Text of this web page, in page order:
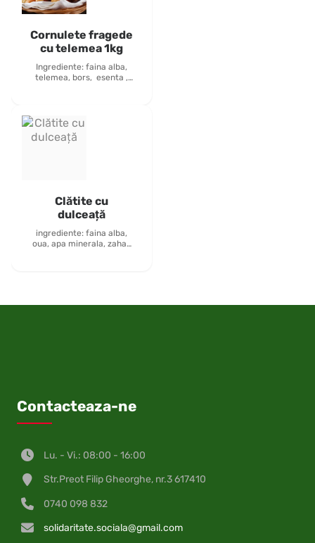
Cornulete fragede
cu telemea 1kg
Ingrediente: faina alba,
telemea, bors, esenta ,
Clătite cu
dulceață
ingrediente: faina alba,
oua, apa minerala, zahar,
Contacteaza-ne
Lu. - Vi.: 08:00 - 16:00
Str.Preot Filip Gheorghe, nr.3 617410
0740 098 832
solidaritate.sociala@gmail.com